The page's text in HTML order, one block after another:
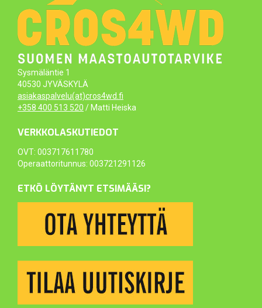
Sysmäläntie 1
40530 JYVÄSKYLÄ
asiakaspalvelu(at)cros4wd.fi
+358 400 513 520 / Matti Heiska
VERKKOLASKUTIEDOT
OVT: 003717611780
Operaattoritunnus: 003721291126
ETKÖ LÖYTÄNYT ETSIMÄÄSI?